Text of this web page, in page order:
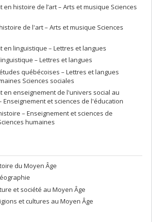
en histoire de l’art – Arts et musique Sciences
de l'art – Arts et musique Sciences
en linguistique – Lettres et langues
– Lettres et langues
québécoises – Lettres et langues
Sciences sociales
en enseignement de l'univers social au
Enseignement et sciences de l'éducation
– Enseignement et sciences de
humaines
du Moyen Âge
et société au Moyen Âge
et cultures au Moyen Âge